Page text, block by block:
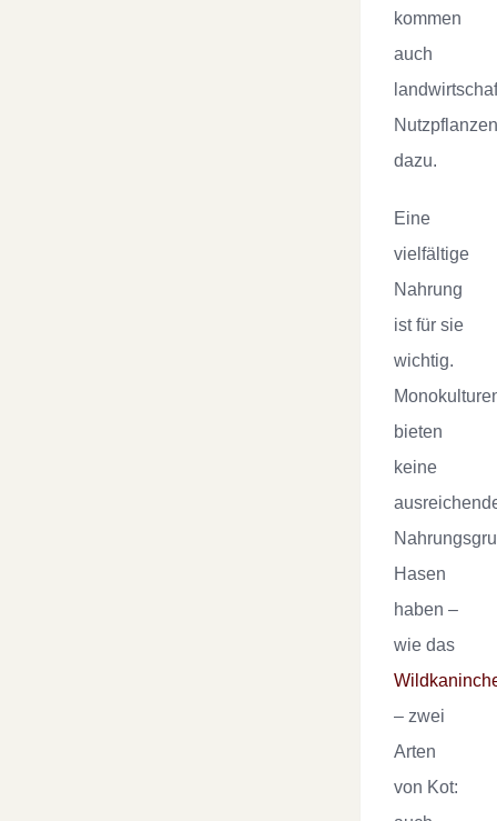
kommen
auch
Nutzpflanzen
dazu.
Eine
vielfältige
Nahrung
ist für sie
wichtig.
bieten
keine
Hasen
haben –
wie das
– zwei
Arten
von Kot: